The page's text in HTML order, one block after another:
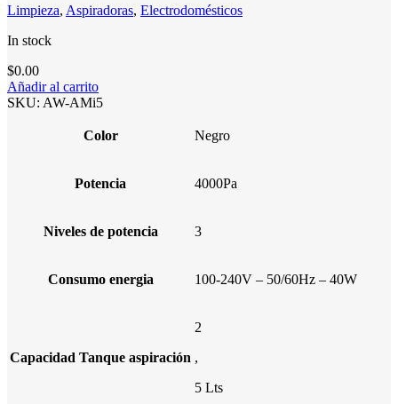
Limpieza, Aspiradoras, Electrodomésticos
In stock
$0.00
Añadir al carrito
SKU: AW-AMi5
Color Negro
Potencia 4000Pa
Niveles de potencia 3
Consumo energia 100-240V – 50/60Hz – 40W
Capacidad Tanque aspiración
2
,
5 Lts